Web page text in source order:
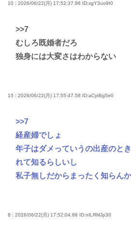
10 : 2026/06/22(月) 17:52:37.96 ID:xgY3uo9I0
>>7
むしろ既婚者だろ
独身には大変さはわからない
15 : 2026/06/22(月) 17:55:47.58 ID:aCytBg5e0
>>7
経産婦でしょ
年子はダメっていうの出産のと
れて知るらしいし
私子無しだからまったく知らん
8 : 2026/06/22(月) 17:52:04.88 ID:nILRMJp30